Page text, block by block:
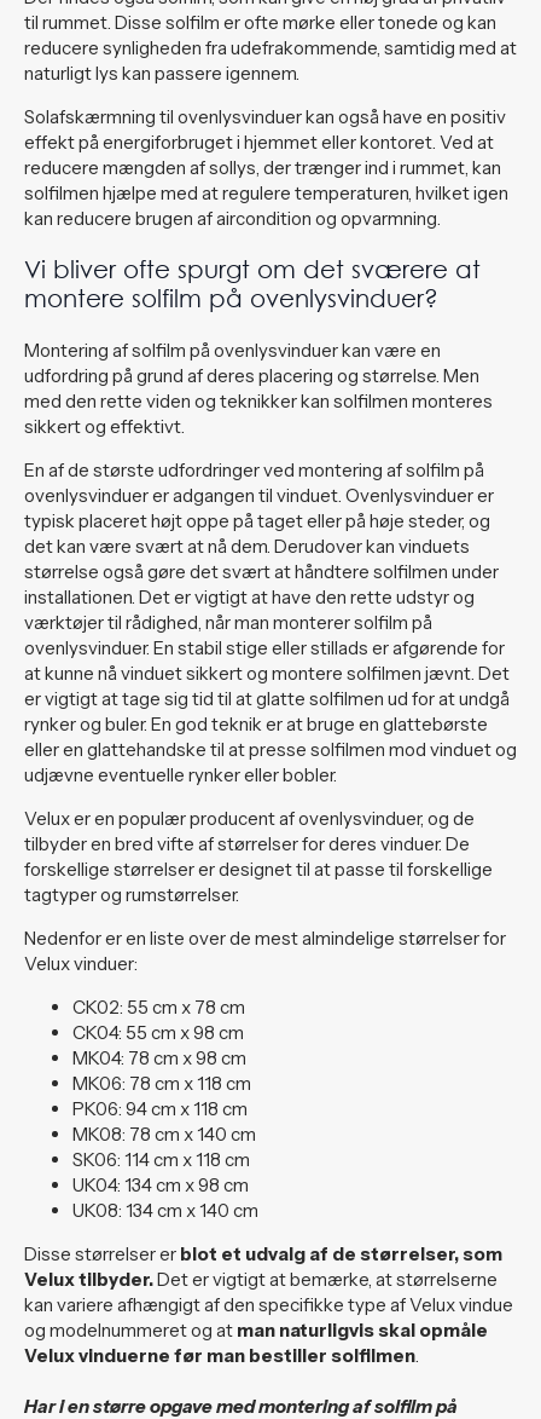
til rummet. Disse solfilm er ofte mørke eller tonede og kan
reducere synligheden fra udefrakommende, samtidig med at
naturligt lys kan passere igennem.
Solafskærmning til ovenlysvinduer kan også have en positiv
effekt på energiforbruget i hjemmet eller kontoret. Ved at
reducere mængden af sollys, der trænger ind i rummet, kan
solfilmen hjælpe med at regulere temperaturen, hvilket igen
kan reducere brugen af aircondition og opvarmning.
Vi bliver ofte spurgt om det sværere at
montere solfilm på ovenlysvinduer?
Montering af solfilm på ovenlysvinduer kan være en
udfordring på grund af deres placering og størrelse. Men
med den rette viden og teknikker kan solfilmen monteres
sikkert og effektivt.
En af de største udfordringer ved montering af solfilm på
ovenlysvinduer er adgangen til vinduet. Ovenlysvinduer er
typisk placeret højt oppe på taget eller på høje steder, og
det kan være svært at nå dem. Derudover kan vinduets
størrelse også gøre det svært at håndtere solfilmen under
installationen. Det er vigtigt at have den rette udstyr og
værktøjer til rådighed, når man monterer solfilm på
ovenlysvinduer. En stabil stige eller stillads er afgørende for
at kunne nå vinduet sikkert og montere solfilmen jævnt. Det
er vigtigt at tage sig tid til at glatte solfilmen ud for at undgå
rynker og buler. En god teknik er at bruge en glattebørste
eller en glattehandske til at presse solfilmen mod vinduet og
udjævne eventuelle rynker eller bobler.
Velux er en populær producent af ovenlysvinduer, og de
tilbyder en bred vifte af størrelser for deres vinduer. De
forskellige størrelser er designet til at passe til forskellige
tagtyper og rumstørrelser.
Nedenfor er en liste over de mest almindelige størrelser for
Velux vinduer:
CK02: 55 cm x 78 cm
CK04: 55 cm x 98 cm
MK04: 78 cm x 98 cm
MK06: 78 cm x 118 cm
PK06: 94 cm x 118 cm
MK08: 78 cm x 140 cm
SK06: 114 cm x 118 cm
UK04: 134 cm x 98 cm
UK08: 134 cm x 140 cm
Disse størrelser er blot et udvalg af de størrelser, som
Velux tilbyder.Det er vigtigt at bemærke, at størrelserne
kan variere afhængigt af den specifikke type af Velux vindue
og modelnummeret og at man naturligvis skal opmåle
Velux vinduerne før man bestiller solfilmen.
Har i en større opgave med montering af solfilm på